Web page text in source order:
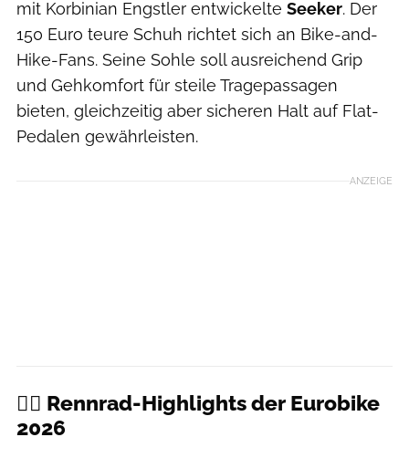
mit Korbinian Engstler entwickelte Seeker. Der
150 Euro teure Schuh richtet sich an Bike-and-
Hike-Fans. Seine Sohle soll ausreichend Grip
und Gehkomfort für steile Tragepassagen
bieten, gleichzeitig aber sicheren Halt auf Flat-
Pedalen gewährleisten.
ANZEIGE
🚴‍♂️ Rennrad-Highlights der Eurobike
2026